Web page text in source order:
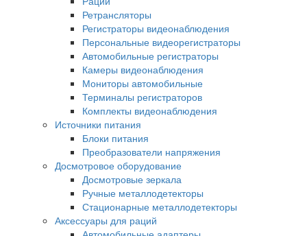
Ретрансляторы
Регистраторы видеонаблюдения
Персональные видеорегистраторы
Автомобильные регистраторы
Камеры видеонаблюдения
Мониторы автомобильные
Терминалы регистраторов
Комплекты видеонаблюдения
Источники питания
Блоки питания
Преобразователи напряжения
Досмотровое оборудование
Досмотровые зеркала
Ручные металлодетекторы
Стационарные металлодетекторы
Аксессуары для раций